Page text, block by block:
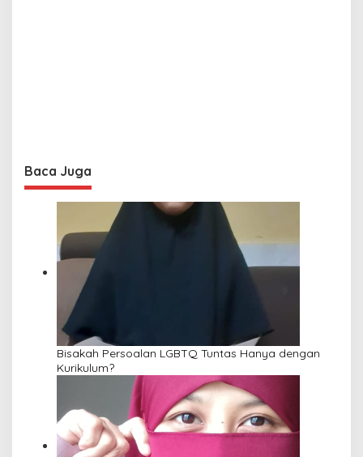
Baca Juga
Bisakah Persoalan LGBTQ Tuntas Hanya dengan
Kurikulum?